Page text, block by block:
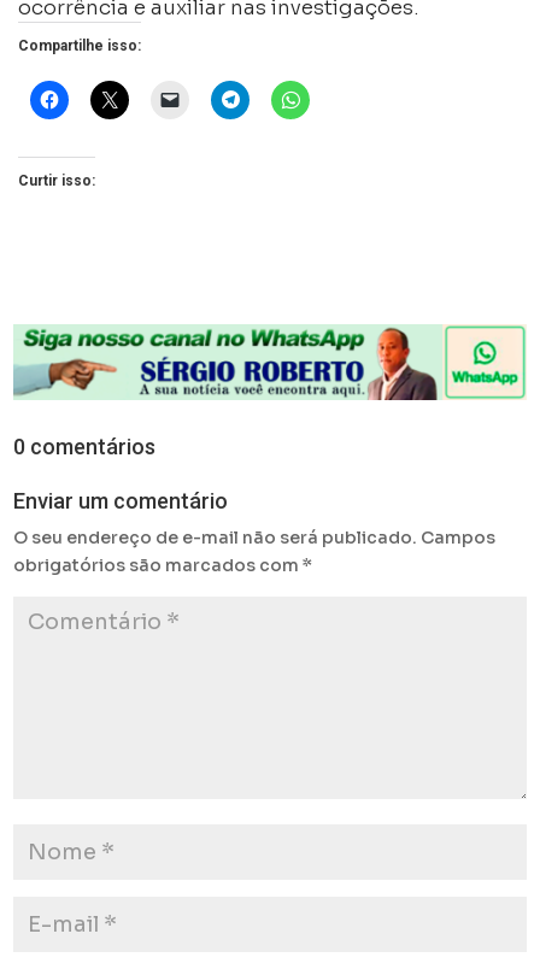
ocorrência e auxiliar nas investigações.
Compartilhe isso:
Curtir isso:
0 comentários
Enviar um comentário
O seu endereço de e-mail não será publicado. Campos
obrigatórios são marcados com*